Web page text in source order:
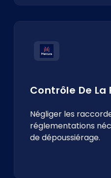
Contrôle De La
Négliger les
réglementations
de dépoussiérage.